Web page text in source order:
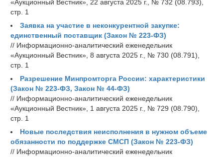
«Аукционный Вестник», 22 августа 2025 г., № 732 (08.793),
стр. 1
Заявка на участие в неконкурентной закупке:
единственный поставщик (Закон № 223-ФЗ)
// Информационно-аналитический еженедельник
«Аукционный Вестник», 8 августа 2025 г., № 730 (08.791),
стр. 1
Разрешение Минпромторга России: характеристики
(Закон № 223-ФЗ, Закон № 44-ФЗ)
// Информационно-аналитический еженедельник
«Аукционный Вестник», 1 августа 2025 г., № 729 (08.790),
стр. 1
Новые последствия неисполнения в нужном объеме
обязанности по поддержке СМСП (Закон № 223-ФЗ)
// Информационно-аналитический еженедельник